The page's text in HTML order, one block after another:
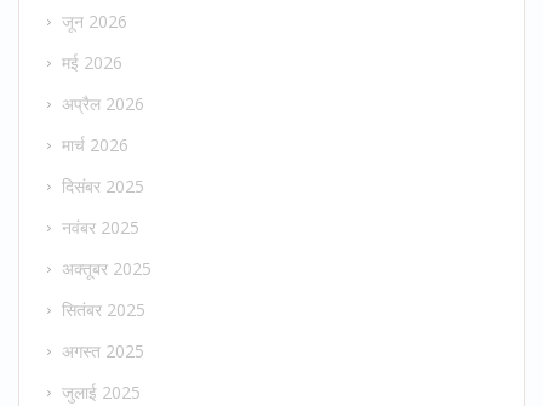
जून 2026
मई 2026
अप्रैल 2026
मार्च 2026
दिसंबर 2025
नवंबर 2025
अक्तूबर 2025
सितंबर 2025
अगस्त 2025
जुलाई 2025